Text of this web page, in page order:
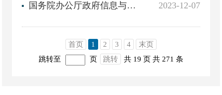
2023-12-07
国务院办公厅政府信息与政务公开办公室关于政府信息公开处理决定送达问题的解释
首页 1 2 3 4
末页
跳转至
页 跳转 共 19 页 共 271 条